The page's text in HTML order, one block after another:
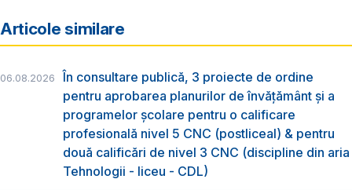
Articole similare
06.08.2026
În consultare publică, 3 proiecte de ordine
pentru aprobarea planurilor de învățământ și a
programelor școlare pentru o calificare
profesională nivel 5 CNC (postliceal) & pentru
două calificări de nivel 3 CNC (discipline din aria
Tehnologii - liceu - CDL)